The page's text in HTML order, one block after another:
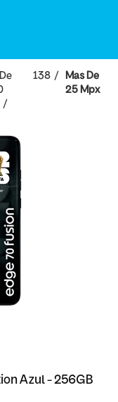
138
Mas De
25 Mpx
Azul - 256GB